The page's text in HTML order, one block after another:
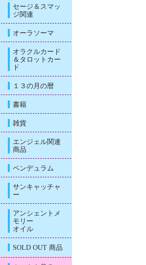
セージ＆スマッ
ジ関連
オーラソーマ
オラクルカード
＆タロットカー
ド
１３の月の暦
書籍
雑貨
エンジェル関連
商品
ペンデュラム
サンキャッチャ
ー
アンシェントメ
モリー
オイル
SOLD OUT 商品